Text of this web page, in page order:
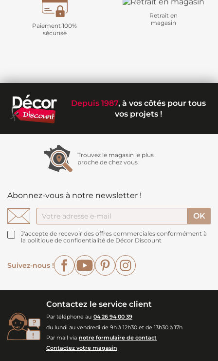
Paiement 100%
sécurisé
Retrait en
magasin
Depuis 1987, à vos côtés pour tous
vos projets !
Trouvez le magasin le plus
proche de chez vous
Abonnez-vous à notre newsletter !
J'accepte de recevoir des offres commerciales conformément à
la politique de confidentialité de Décor Discount
Suivez-nous !
FacebookYouTubePinterest
Contactez le service client
Par téléphone au 04 26 94 00 39
du lundi au vendredi de 9h à 12h30 et de 13h30 à 17h
Par mail via notre formulaire de contact
Contactez votre magasin